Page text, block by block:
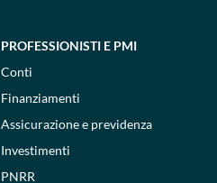
PROFESSIONISTI E PMI
Conti
Finanziamenti
Assicurazione e previdenza
Investimenti
PNRR